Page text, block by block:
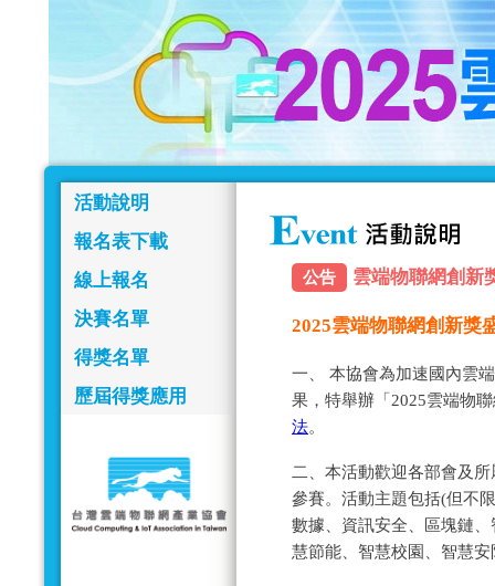
活動說明
報名表下載
線上報名
決賽名單
得獎名單
歷屆得獎應用
公告 雲端物聯網創新
2025雲端物聯網創新獎
一、 本協會為加速國內雲
果，特舉辦「2025雲端物
法。
二、本活動歡迎各部會及
參賽。活動主題包括(但不
數據、資訊安全、區塊鏈
慧節能、智慧校園、智慧